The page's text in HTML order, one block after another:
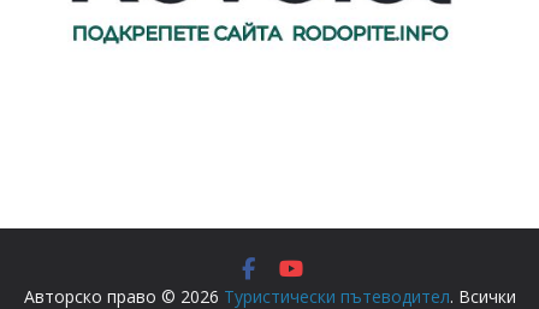
Авторско право © 2026 Туристически пътеводител. Всички